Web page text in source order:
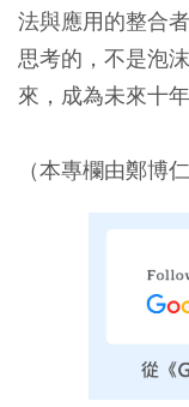
法與應用的整合
思考的，不是泡
來，成為未來十年
（本專欄由鄭博